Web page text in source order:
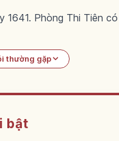
Phòng Thi Tiên
thường gặp
bật